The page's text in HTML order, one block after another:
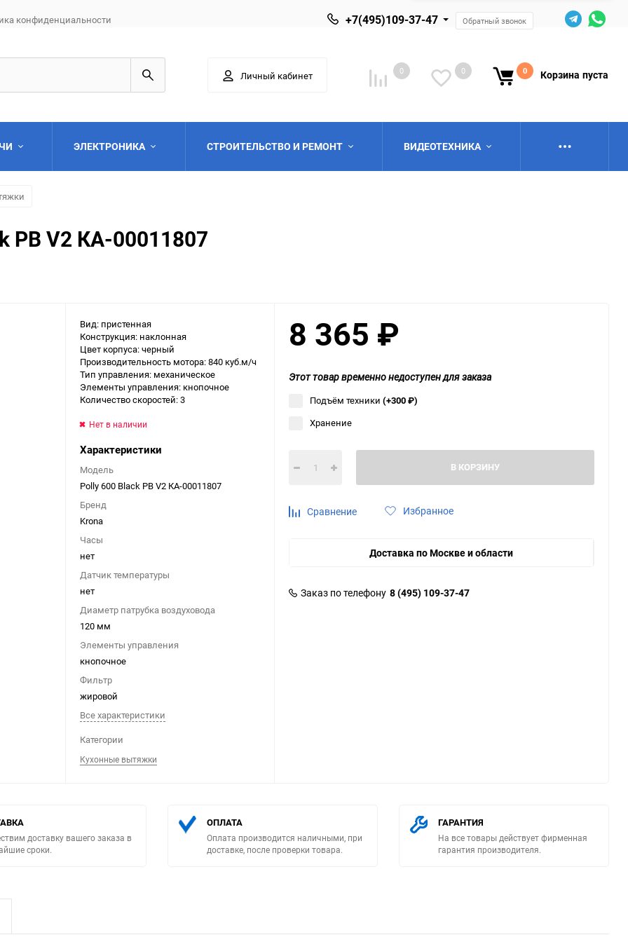
конфиденциальности +7(495)109-37-47 Обратный звонок
Личный кабинет 0 0 0 Корзина пуста
Выберите категорию
Выберите категорию
ЭЛЕКТРОНИКА СТРОИТЕЛЬСТВО И РЕМОНТ
Выберите категорию
ВИДЕОТЕХНИКА
PB V2 КА-00011807
Вид: пристенная
Конструкция: наклонная
Цвет корпуса: черный
Производительность мотора: 840 куб.м/ч
Тип управления: механическое
Элементы управления: кнопочное
Количество скоростей: 3
Нет в наличии
Характеристики
Модель
Polly 600 Black PB V2 КА-00011807
Бренд
Krona
Часы
нет
Датчик температуры
нет
Диаметр патрубка воздуховода
120 мм
Элементы управления
кнопочное
Фильтр
жировой
Все характеристики
Категории
Кухонные вытяжки
8 365 ₽
Этот товар временно недоступен для заказа
Подъём техники (+300₽)
Хранение
В КОРЗИНУ
Сравнение Избранное
Доставка по Москве и области
Заказ по телефону 8 (495) 109-37-47
доставку вашего заказа в
сроки.
ОПЛАТА
Оплата производится наличными, при
доставке, после проверки товара.
ГАРАНТИЯ
На все товары действует фирменная
гарантия производителя.